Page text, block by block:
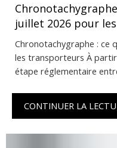
juillet 2026 pour
Chronotachygraphe : ce
les transporteurs À
étape réglementaire
CONTINUER LA